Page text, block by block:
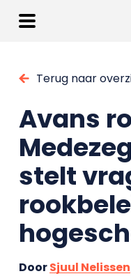
Terug naar
Avans
stelt
DoorSjuul Nelissen